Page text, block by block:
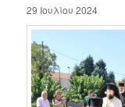
29 Ιουλίου 2024